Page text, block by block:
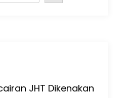
JHT Dikenakan